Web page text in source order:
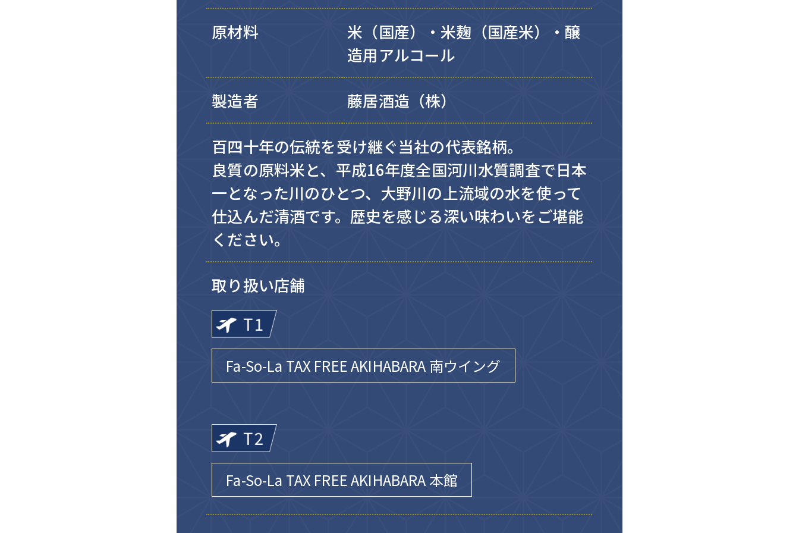
原材料
米（国産）・米麹（国産米）・醸
造用アルコール
製造者 藤居酒造（株）
百四十年の伝統を受け継ぐ当社の代表銘柄。
良質の原料米と、平成16年度全国河川水質調査で日本
一となった川のひとつ、大野川の上流域の水を使って
仕込んだ清酒です。歴史を感じる深い味わいをご堪能
ください。
取り扱い店舗
Fa-So-La TAX FREE AKIHABARA 南ウイング
Fa-So-La TAX FREE AKIHABARA 本館